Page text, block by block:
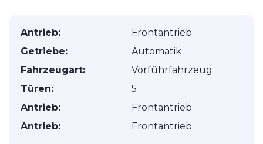
Antrieb:
Frontantrieb
Getriebe:
Automatik
Fahrzeugart:
Vorführfahrzeug
Türen:
5
Antrieb:
Frontantrieb
Antrieb:
Frontantrieb